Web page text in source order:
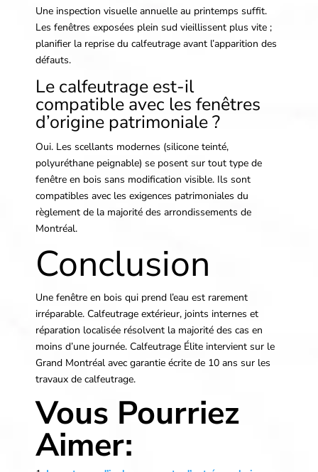
Une inspection visuelle annuelle au printemps suffit.
Les fenêtres exposées plein sud vieillissent plus vite ;
planifier la reprise du calfeutrage avant l’apparition des
défauts.
Le calfeutrage est-il
compatible avec les fenêtres
d’origine patrimoniale ?
Oui. Les scellants modernes (silicone teinté,
polyuréthane peignable) se posent sur tout type de
fenêtre en bois sans modification visible. Ils sont
compatibles avec les exigences patrimoniales du
règlement de la majorité des arrondissements de
Montréal.
Conclusion
Une fenêtre en bois qui prend l’eau est rarement
irréparable. Calfeutrage extérieur, joints internes et
réparation localisée résolvent la majorité des cas en
moins d’une journée. Calfeutrage Élite intervient sur le
Grand Montréal avec garantie écrite de 10 ans sur les
travaux de calfeutrage.
Vous Pourriez
Aimer: